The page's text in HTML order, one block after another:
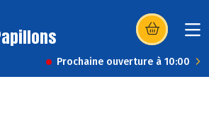
(s’ouvre dans
Prochaine ouverture à 10:00